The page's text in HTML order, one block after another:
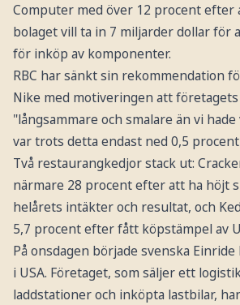
Computer med över 12 procent efter
bolaget vill ta in 7 miljarder dollar för
för inköp av komponenter.
RBC har sänkt sin rekommendation
Nike med motiveringen att
"långsammare och smalare än vi
var trots detta endast ned 0,5
Två restaurangkedjor stack ut:
närmare 28 procent efter att ha höjt
helårets intäkter och resultat, och
5,7 procent efter fått köpstämpel av
På onsdagen började svenska Einride
i USA. Företaget, som säljer ett
laddstationer och inköpta lastbilar,